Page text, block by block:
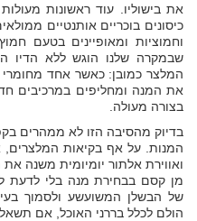
את בישוליו. עוד ראשונות
כיסונים בוכריים אותנטיים
וחמוציות ומאופיינים בטעם
שבמקרה שלנו הוגש ללא הדיו
המלצר כמובן: כאשר אחד
את המנה ומחליפים במרכיבים
בצורה מעולה.
בדיוק מהסיבה הזו לא ממהרים
המנות. על אף בקיאות המלצרים,
ואווירת אלתור יומיומית משנה
מן קסם בבחירת מנה בלי לדעת
של הבשלן המשועשע ולסמוך
הולם לכלל בררני האוכל, אם